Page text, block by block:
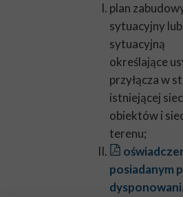
plan
sytuacyjny
sytuacyjną
określające
przyłącza w
istniejącej
obiektów i
terenu;
posiadanym